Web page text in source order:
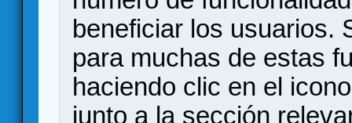
beneficiar los usuarios.
para muchas de estas
haciendo clic en el
junto a la sección